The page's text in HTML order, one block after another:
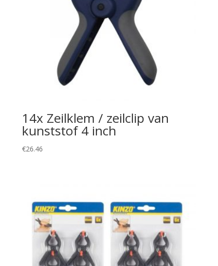
14x Zeilklem / zeilclip van
kunststof 4 inch
€26.46